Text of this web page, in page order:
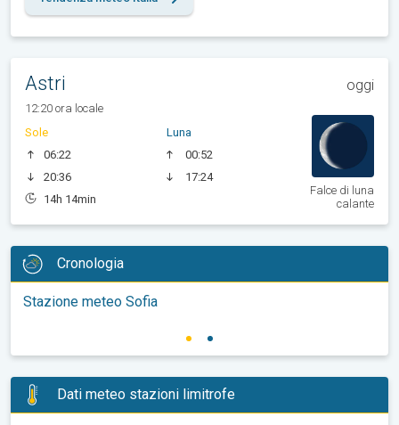
Astri oggi
12:20 ora locale
Sole
06:22
20:36
14h 14min
Luna
00:52
17:24
Falce di luna
calante
Cronologia
Stazione meteo Sofia
Dati meteo stazioni limitrofe